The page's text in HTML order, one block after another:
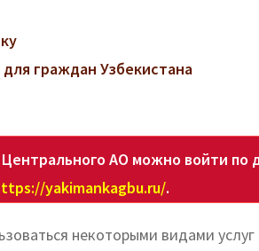
граждан Узбекистана
АО можно войти по
yakimankagbu.ru/.
некоторыми видами